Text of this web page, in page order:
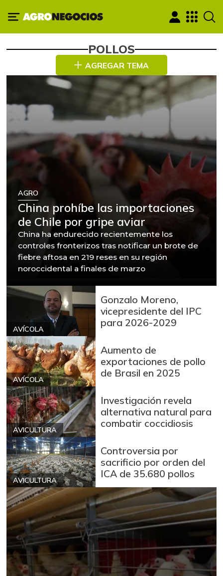
POLLOS
AGREGAR TEMA
AGRO
China prohíbe las importaciones
de Chile por gripe aviar
China ha endurecido recientemente los
controles fronterizos tras notificar un brote de
fiebre aftosa en 219 reses en su región
noroccidental a finales de marzo
AVÍCOLA
Gonzalo Moreno,
vicepresidente del IPC
para 2026-2029
AVÍCOLA
Aumento de
exportaciones de pollo
de Brasil en 2025
AVICULTURA
Investigación revela
alternativa natural para
combatir coccidiosis
AVICULTURA
Controversia por
sacrificio por orden del
ICA de 35.680 pollos